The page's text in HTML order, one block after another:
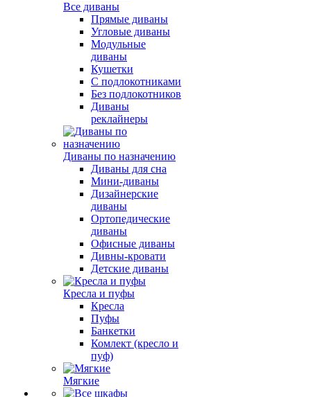
Все диваны
Прямые диваны
Угловые диваны
Модульные
диваны
Кушетки
С подлокотниками
Без подлокотников
Диваны
реклайнеры
Диваны по назначению
Диваны для сна
Мини-диваны
Дизайнерские
диваны
Ортопедические
диваны
Офисные диваны
Дивны-кровати
Детские диваны
Кресла и пуфы
Кресла
Пуфы
Банкетки
Комлект (кресло и
пуф)
Мягкие